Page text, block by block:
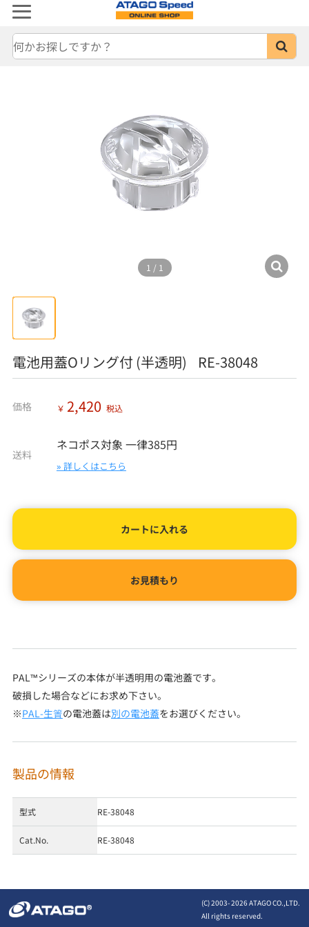
1 / 1
電池用蓋Oリング付 (半透明) RE-38048
価格 ￥ 2,420 税込
送料
ネコポス対象 一律385円
» 詳しくはこちら
カートに入れる
お見積もり
PAL™シリーズの本体が半透明用の電池蓋です。
破損した場合などにお求め下さい。
※PAL-生簀の電池蓋は別の電池蓋をお選びください。
製品の情報
型式 RE-38048
Cat.No. RE-38048
(C) 2003-2026 ATAGO CO.,LTD.
All rights reserved.